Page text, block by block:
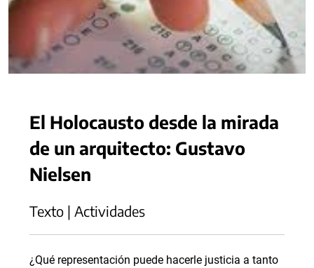
El Holocausto desde la mirada
de un arquitecto: Gustavo
Nielsen
Texto | Actividades
¿Qué representación puede hacerle justicia a tanto